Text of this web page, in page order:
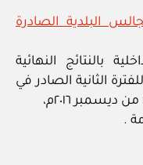
البلدية الصادرة
بالنتائج النهائية
الثانية الصادر في
.